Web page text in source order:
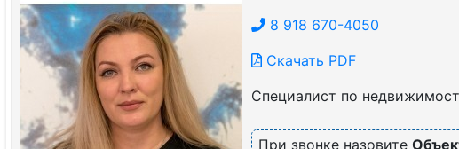
8 918 670-4050
Скачать PDF
Специалист по
При звонке назовите